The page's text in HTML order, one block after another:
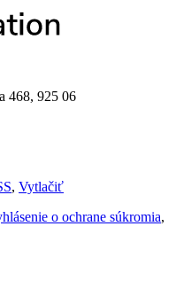
468, 925 06
, Vytlačiť
o ochrane súkromia,